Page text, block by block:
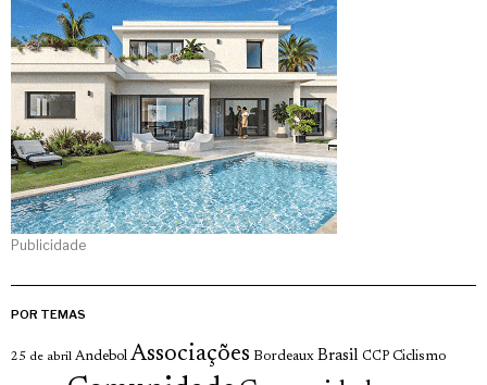
Publicidade
POR TEMAS
25 de abril Andebol Associações Bordeaux Brasil CCP Ciclismo